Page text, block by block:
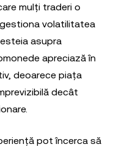
mulți traderi o
volatilitatea
asupra
apreciază în
deoarece piața
decât
pot încerca să